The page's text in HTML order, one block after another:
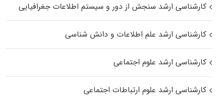
کارشناسی ارشد سنجش از دور و سیستم اطلاعات جغرافیایی
کارشناسی ارشد علم اطلاعات و دانش شناسی
کارشناسی ارشد علوم اجتماعی
کارشناسی ارشد علوم ارتباطات اجتماعی